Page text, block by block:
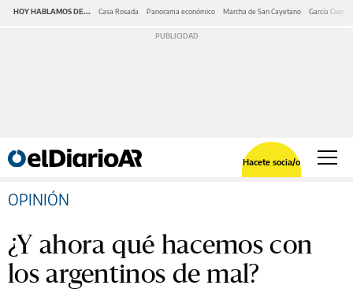
HOY HABLAMOS DE... Casa Rosada Panorama económico Marcha de San Cayetano García Cuerva
Hacete socia/o
OPINIÓN
¿Y ahora qué hacemos con
los argentinos de mal?